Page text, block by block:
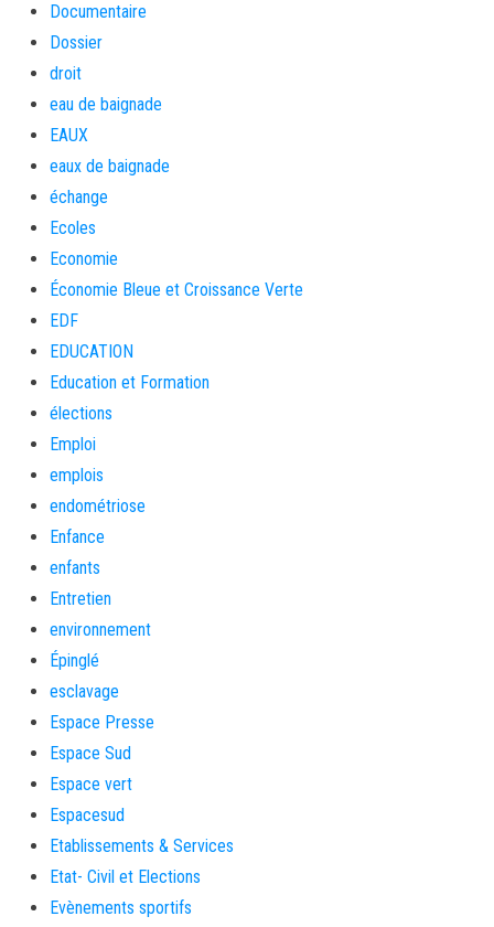
Documentaire
Dossier
droit
eau de baignade
EAUX
eaux de baignade
échange
Ecoles
Economie
Économie Bleue et Croissance Verte
EDF
EDUCATION
Education et Formation
élections
Emploi
emplois
endométriose
Enfance
enfants
Entretien
environnement
Épinglé
esclavage
Espace Presse
Espace Sud
Espace vert
Espacesud
Etablissements & Services
Etat- Civil et Elections
Evènements sportifs